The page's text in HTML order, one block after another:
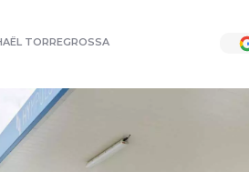
TORREGROSSA